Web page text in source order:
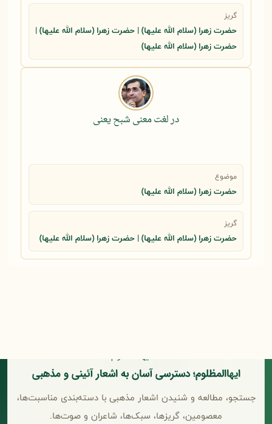
گریز
حضرت زهرا (سلام الله علیها) | حضرت زهرا (سلام الله علیها) |
حضرت زهرا (سلام الله علیها)
در لغت معنی شبح یعنی
موضوع
حضرت زهرا (سلام الله علیها)
گریز
حضرت زهرا (سلام الله علیها) | حضرت زهرا (سلام الله علیها)
ایهاالمظلوم؛ دسترسی آسان به اشعار آئینی و مذهبی
جستجو، مطالعه و شنیدن اشعار مذهبی با دسته‌بندی مناسبت‌ها،
معصومین، گریزها، سبک‌ها، شاعران و صوت‌ها.